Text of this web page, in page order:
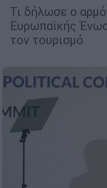
Τι δήλωσε ο
Ευρωπαϊκής
τον τουρισμό